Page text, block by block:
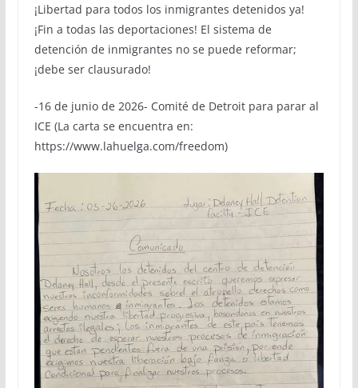
¡Libertad para todos los inmigrantes detenidos ya!
¡Fin a todas las deportaciones! El sistema de
detención de inmigrantes no se puede reformar;
¡debe ser clausurado!
-16 de junio de 2026- Comité de Detroit para parar al
ICE (La carta se encuentra en:
https://www.lahuelga.com/freedom)